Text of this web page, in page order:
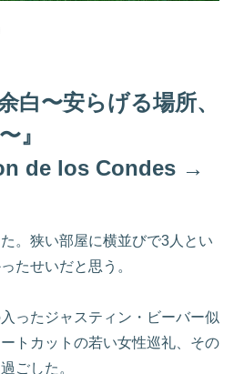
白〜安らげる場所、
』
de los Condes →
。狭い部屋に横並びで3人とい
たせいだと思う。
ったジャスティン・ビーバー似
トカットの若い女性巡礼、その
ごした。